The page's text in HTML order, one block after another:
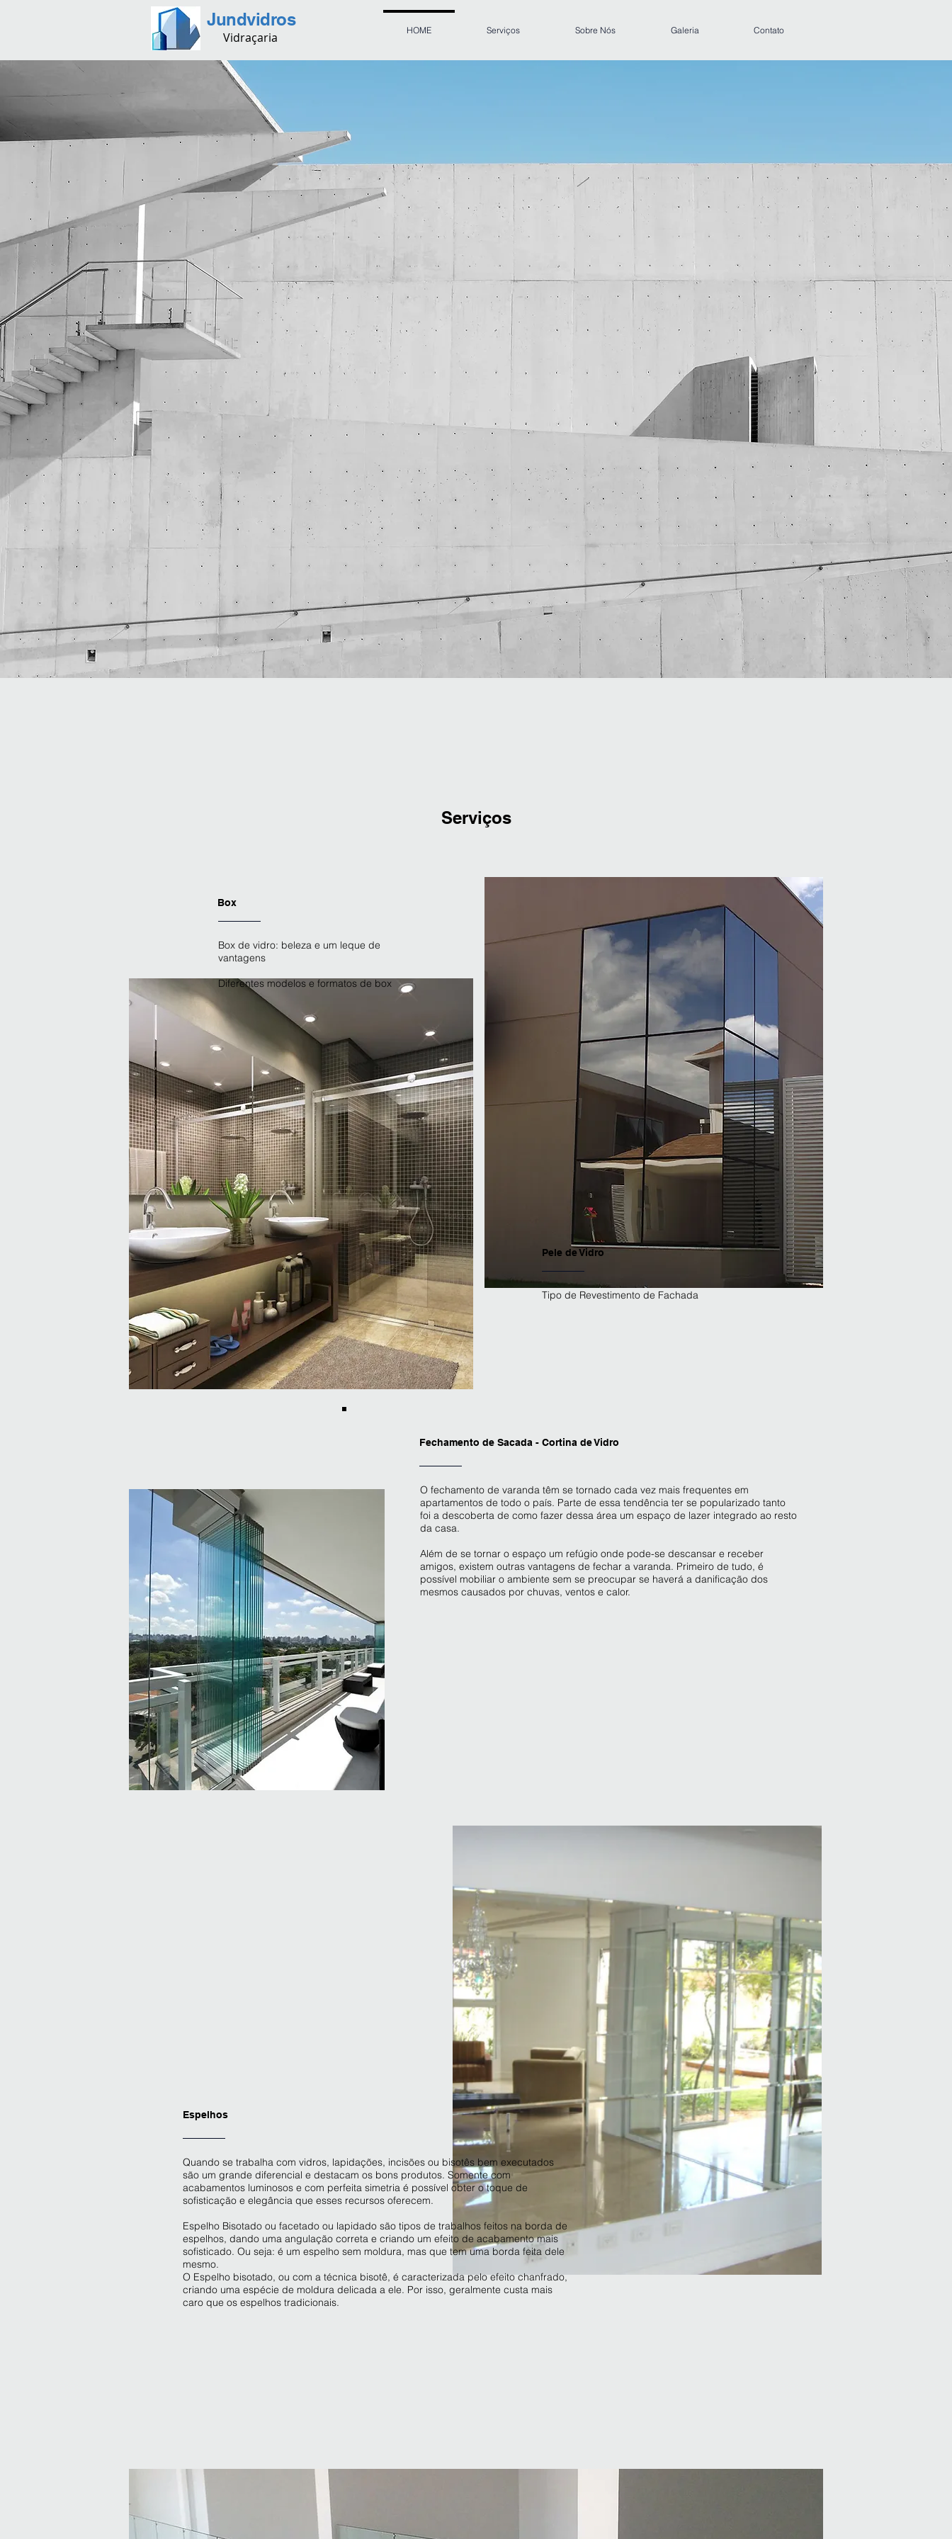
HOME Serviços Sobre Nós Galeria Contato
Jundvidros
Vidraçaria
Fechamento de Sacada - Cortina de Vidro
O fechamento de varanda têm se tornado cada vez mais frequentes em
apartamentos de todo o país. Parte de essa tendência ter se popularizado tanto
foi a descoberta de como fazer dessa área um espaço de lazer integrado ao resto
da casa.
Além de se tornar o espaço um refúgio onde pode-se descansar e receber
amigos, existem outras vantagens de fechar a varanda. Primeiro de tudo, é
possível mobiliar o ambiente sem se preocupar se haverá a danificação dos
mesmos causados por chuvas, ventos e calor.
Serviços
Tipo de Revestimento de Fachada
Pele de Vidro
Box
Box de vidro: beleza e um leque de
vantagens
Diferentes modelos e formatos de box
Espelhos
Quando se trabalha com vidros, lapidações, incisões ou bisotês bem executados
são um grande diferencial e destacam os bons produtos. Somente com
acabamentos luminosos e com perfeita simetria é possível obter o toque de
sofisticação e elegância que esses recursos oferecem.
Espelho Bisotado ou facetado ou lapidado são tipos de trabalhos feitos na borda de
espelhos, dando uma angulação correta e criando um efeito de acabamento mais
sofisticado. Ou seja: é um espelho sem moldura, mas que tem uma borda feita dele
mesmo.
O Espelho bisotado, ou com a técnica bisotê, é caracterizada pelo efeito chanfrado,
criando uma espécie de moldura delicada a ele. Por isso, geralmente custa mais
caro que os espelhos tradicionais.